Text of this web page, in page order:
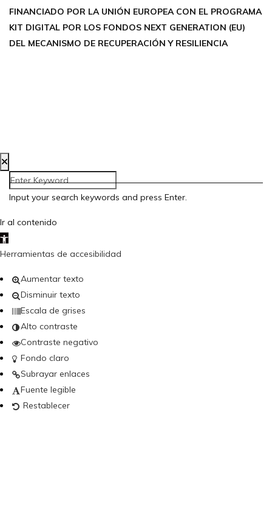
FINANCIADO POR LA UNIÓN EUROPEA CON EL PROGRAMA
KIT DIGITAL POR LOS FONDOS NEXT GENERATION (EU)
DEL MECANISMO DE RECUPERACIÓN Y RESILIENCIA
Input your search keywords and press Enter.
Ir al contenido
Abrir barra de herramientas
Herramientas de accesibilidad
Aumentar texto
Disminuir texto
Escala de grises
Alto contraste
Contraste negativo
Fondo claro
Subrayar enlaces
Fuente legible
Restablecer